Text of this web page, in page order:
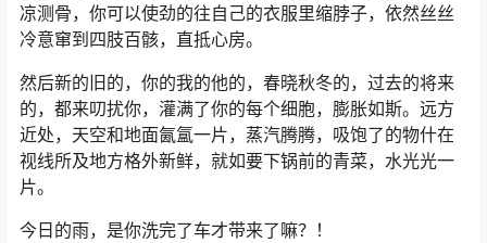
凉测骨，你可以使劲的往自己的衣服里缩脖子，依然丝丝
冷意窜到四肢百骸，直抵心房。
然后新的旧的，你的我的他的，春晓秋冬的，过去的将来
的，都来叨扰你，灌满了你的每个细胞，膨胀如斯。远方
近处，天空和地面氤氲一片，蒸汽腾腾，吸饱了的物什在
视线所及地方格外新鲜，就如要下锅前的青菜，水光光一
片。
今日的雨，是你洗完了车才带来了嘛？！